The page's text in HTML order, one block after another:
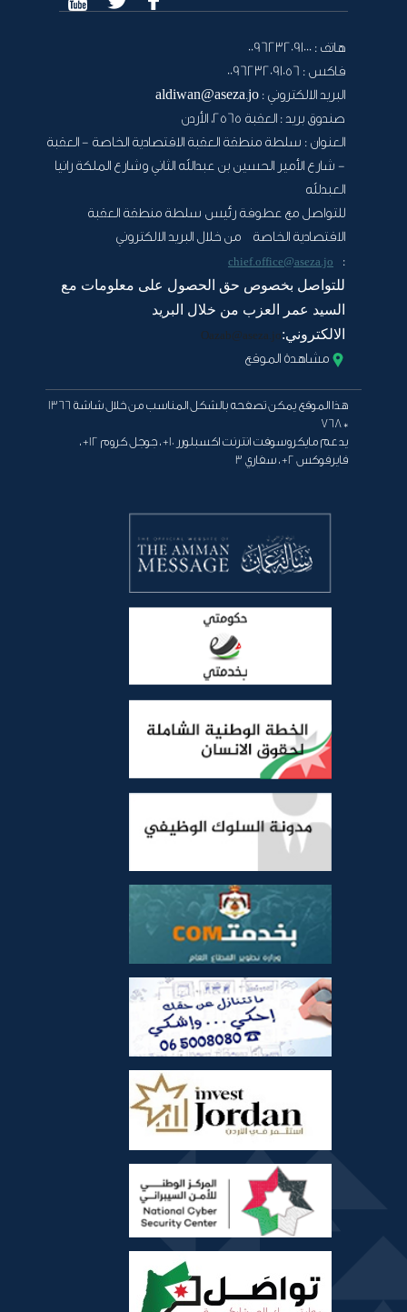
هاتف : 0096232091000
فاكس : 0096232091056
البريد الالكتروني : aldiwan@aseza.jo
صندوق بريد : العقبة 2565، الأردن
العنوان : سلطة منطقة العقبة الاقتصادية الخاصة - العقبة
- شارع الأمير الحسين بن عبدالله الثاني وشارع الملكة رانيا
العبدلله
للتواصل مع عطوفة رئيس سلطة منطقة العقبة
الاقتصادية الخاصة من خلال البريد الالكتروني
:
chief.office@aseza.jo
للتواصل بخصوص حق الحصول على معلومات مع
السيد عمر العزب من خلال البريد
الالكتروني:Oazab@aseza.jo
مشاهدة الموقع
هذا الموقع يمكن تصفحه بالشكل المناسب من خلال شاشة 1366
* 768
يدعم مايكروسوفت انترنت اكسبلورر 10+ ، جوجل كروم 12+ ،
فايرفوكس 2+ ، سفاري 3